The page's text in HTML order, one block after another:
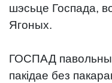
шэсьце Госпада,
Ягоных.
ГОСПАД павольны
пакідае без